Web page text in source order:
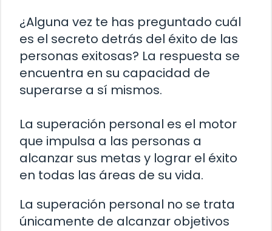
¿Alguna vez te has preguntado cuál
es el secreto detrás del éxito de las
personas exitosas? La respuesta se
encuentra en su capacidad de
superarse a sí mismos.
La superación personal es el motor
que impulsa a las personas a
alcanzar sus metas y lograr el éxito
en todas las áreas de su vida.
La superación personal no se trata
únicamente de alcanzar objetivos